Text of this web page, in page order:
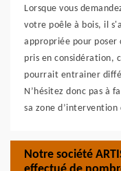
Lorsque vous
votre poêle à bois, il
appropriée pour poser
pris en considération,
pourrait entrainer
N’hésitez donc pas à
sa zone
Notre société